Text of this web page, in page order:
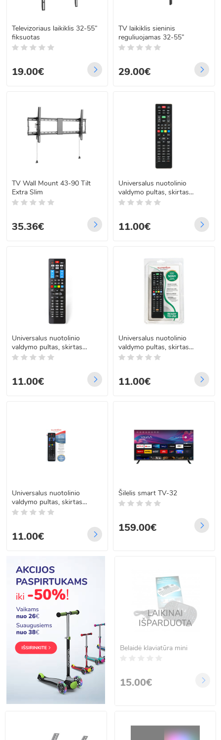
Televizoriaus laikiklis 32-55”
fiksuotas
19.00€
TV laikiklis sieninis
reguliuojamas 32-55”
29.00€
TV Wall Mount 43-90 Tilt
Extra Slim
35.36€
Universalus nuotolinio
valdymo pultas, skirtas
Panasonic TVs
11.00€
Universalus nuotolinio
valdymo pultas, skirtas
Philips TVs
11.00€
Universalus nuotolinio
valdymo pultas, skirtas
SUPERIOR Sony Smart TV
11.00€
Universalus nuotolinio
valdymo pultas, skirtas
išmaniesiems televizoriams
11.00€
Šilelis smart TV-32
159.00€
LAIKINAI
IŠPARDUOTA
Belaidė klaviatūra mini
15.00€